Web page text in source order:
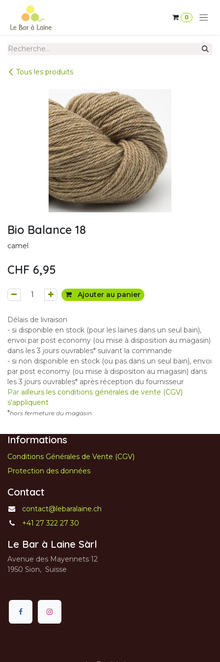
Se rendre au contenu
0
Tous les produits
Bio Balance 18
camel
CHF 6,95
Ajouter au panier
Délais de livraison
- si disponible en stock (pour les laines dans un seul bain),
envoi par post economy (ou mise à disposition au magasin)
dans les 3 jours ouvrables* suivant la commande
- si non disponible en stock (ou pas dans un seul bain), envoi
par post economy (ou mise à dispositon au magasin) dans
les 3 jours ouvrables* après réception du fournisseur
Par ailleurs les conditions générales de vente (CGV)
s'appliquent
*hors fermeture du magasin
Informations
Conditions Générales de Vente (CGV)
Protection des données
Contact
contact@lebaralaine.ch
+41 27 322 27 30
Le Bar à Laine Sàrl
Avenue des Mayennets 12
1950 Sion, Suisse